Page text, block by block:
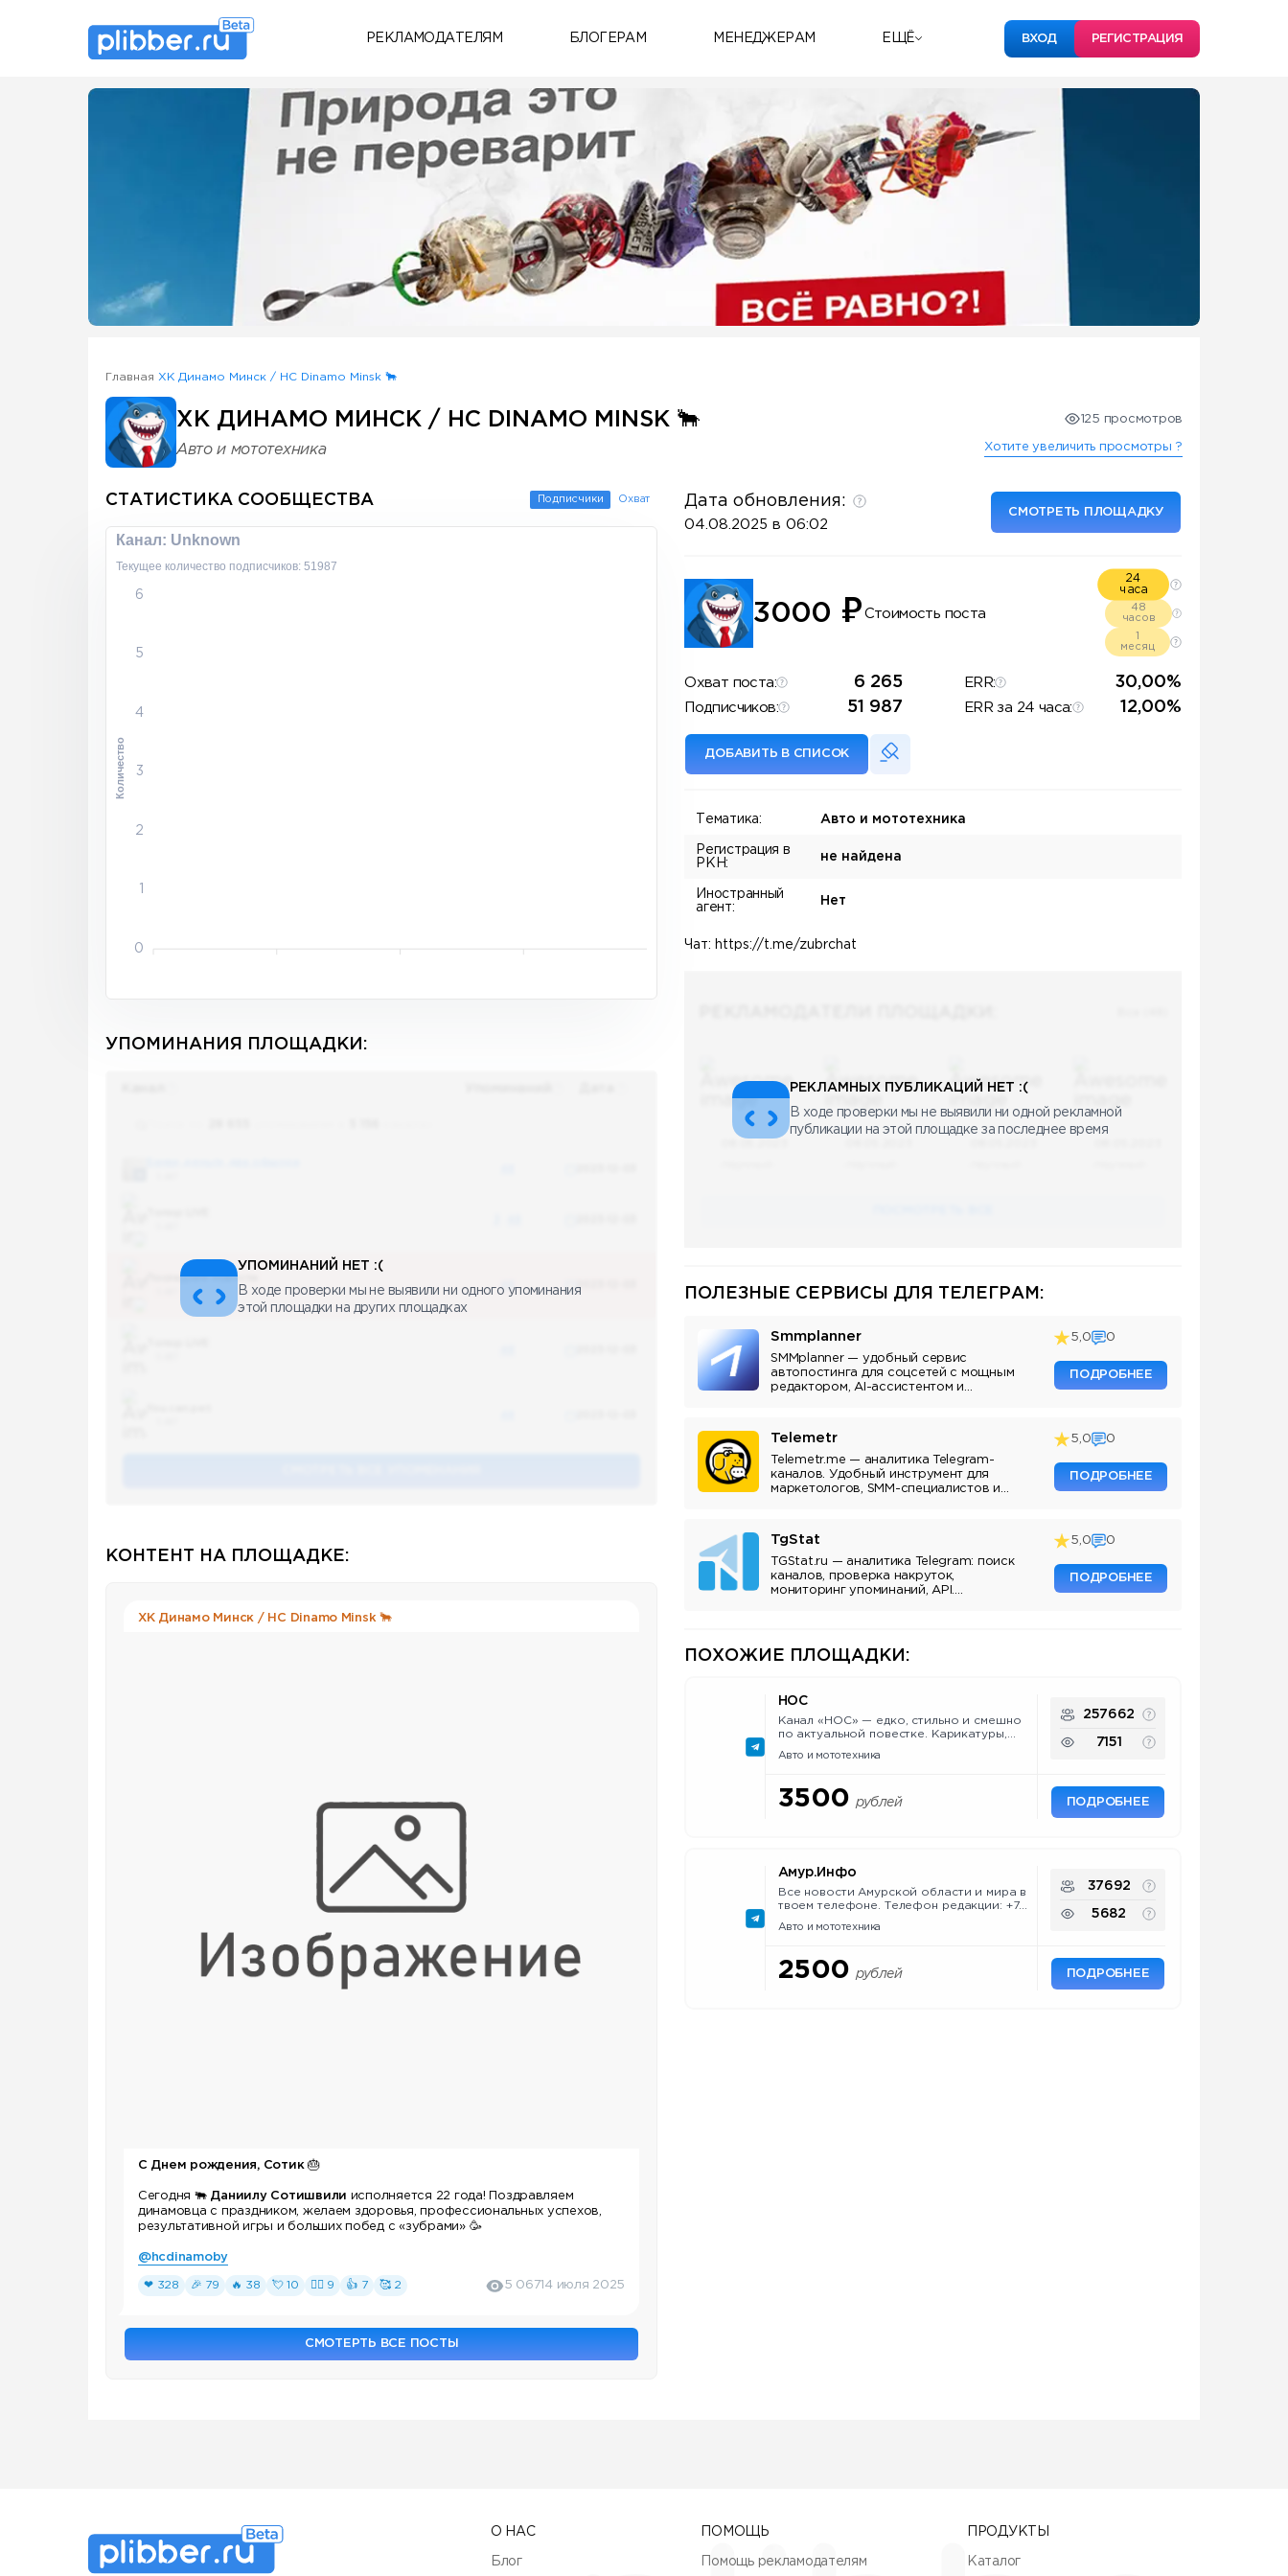
РЕКЛАМОДАТЕЛЯМ БЛОГЕРАМ МЕНЕДЖЕРАМ ЕЩЁ ВХОД РЕГИСТРАЦИЯ
Some SEO Title
Главная ХК Динамо Минск / HC Dinamo Minsk 🐂
ХК ДИНАМО МИНСК / HC DINAMO MINSK 🐂
Авто и мототехника
125 просмотров
Хотите увеличить просмотры ?
СТАТИСТИКА СООБЩЕСТВА Подписчики Охват
Канал: Unknown
Текущее количество подписчиков: 51987
6
5
4
3
2
0
Количество
УПОМИНАНИЯ ПЛОЩАДКИ:
Последние новости
УПОМИНАНИЙ НЕТ :(
В ходе проверки мы не выявили ни одного упоминания
этой площадки на других площадках
КОНТЕНТ НА ПЛОЩАДКЕ:
ХК Динамо Минск / HC Dinamo Minsk 🐂
C Днем рождения, Сотик 🎂
Сегодня 🐃 Даниилу Сотишвили исполняется 22 года! Поздравляем
динамовца с праздником, желаем здоровья, профессиональных успехов,
результативной игры и больших побед с «зубрами» 🥳
@hcdinamoby
❤ 328 🎉 79 🔥 38 💘 10 ❤‍🔥 9 👍 7 🥰 2 5 06714 июля 2025
СМОТЕРТЬ ВСЕ ПОСТЫ
Дата обновления:
04.08.2025 в 06:02
СМОТРЕТЬ ПЛОЩАДКУ
3000 ₽ Стоимость поста
24
часа
48
часов
месяц
Охват поста: 6 265 ERR: 30,00%
Подписчиков: 51 987 ERR за 24 часа: 12,00%
ДОБАВИТЬ В СПИСОК
Тематика: Авто и мототехника
Регистрация в
РКН:
не найдена
Иностранный
агент:
Нет
Чат: https://t.me/zubrchat
РЕКЛАМНЫХ ПУБЛИКАЦИЙ НЕТ :(
В ходе проверки мы не выявили ни одной рекламной
публикации на этой площадке за последнее время
ПОЛЕЗНЫЕ СЕРВИСЫ ДЛЯ ТЕЛЕГРАМ:
Smmplanner
SMMplanner — удобный сервис
автопостинга для соцсетей с мощным
редактором, AI-ассистентом и
5,0 0
ПОДРОБНЕЕ
Telemetr
Telemetr.me — аналитика Telegram-
каналов. Удобный инструмент для
маркетологов, SMM-специалистов и
5,0 0
ПОДРОБНЕЕ
TgStat
TGStat.ru — аналитика Telegram: поиск
каналов, проверка накруток,
мониторинг упоминаний, API.
5,0 0
ПОДРОБНЕЕ
ПОХОЖИЕ ПЛОЩАДКИ:
НОС
Канал «НОС» — едко, стильно и смешно
по актуальной повестке. Карикатуры,
политике. Обратная связь:
#юмор #россия #мемы #нос Заявление
РКН Nº 5032362193 Реестр РКН:
Авто и мототехника
257662
7151
3500 рублей ПОДРОБНЕЕ
Амур.Инфо
Все новости Амурской области и мира в
твоем телефоне. Телефон редакции: +7
33-73 https://www.amur.info/ Сообщить о
https://www.gosuslugi.ru/snet/673b4dccb7aeb106ceff84d3
Авто и мототехника
37692
5682
2500 рублей ПОДРОБНЕЕ
О НАС
Блог
ПОМОЩЬ
Помощь рекламодателям
ПРОДУКТЫ
Каталог